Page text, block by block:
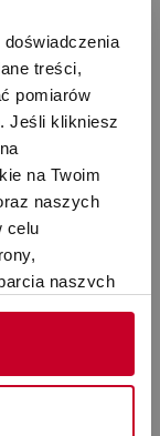
treści,
pomiarów
Jeśli klikniesz
na Twoim
naszych
celu
naszych
nimi
z cookies w
pomiarów
dla
świadomie
a jednym z
oddychamy.
kurz, dym,
alergie i